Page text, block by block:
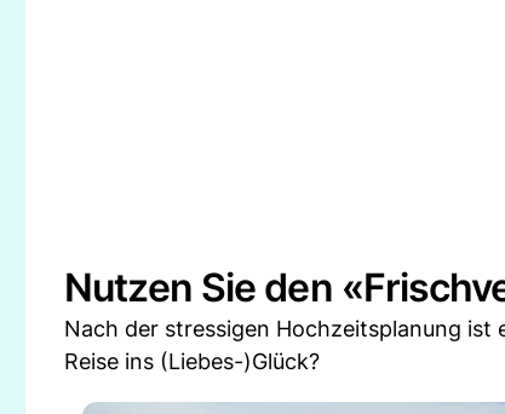
Nutzen Sie den
Nach der stressigen Hochzeitsplanung ist
Reise ins (Liebes-)Glück?